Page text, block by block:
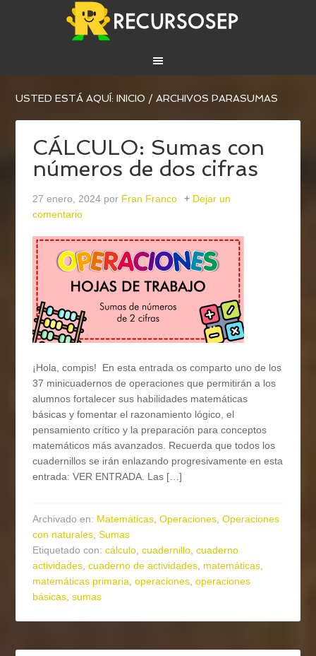
USTED ESTÁ AQUÍ:INICIO / ARCHIVOS PARASUMAS
CÁLCULO: Sumas con
números de dos cifras
27 enero, 2024 por Fran Franco
Dejar un
comentario
¡Hola, compis! En esta entrada os comparto uno de los
37 minicuadernos de operaciones que permitirán a los
alumnos fortalecer sus habilidades matemáticas
básicas y fomentar el razonamiento lógico, el
pensamiento crítico y la preparación para conceptos
matemáticos más avanzados. Recuerda que todos los
cuadernillos se irán enlazando progresivamente en esta
entrada: VER ENTRADA. Las […]
Archivado en: Matemáticas,Operaciones,Operaciones
con naturales,Sumas
Etiquetado con:cálculo,cuadernillo,cuaderno
actividades,cuaderno de actividades, matemáticas,
matemáticas primaria,operaciones,operaciones
básicas,sumas